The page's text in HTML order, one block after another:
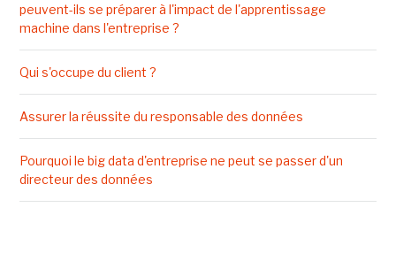
peuvent-ils se préparer à l'impact de l'apprentissage
machine dans l'entreprise ?
Qui s'occupe du client ?
Assurer la réussite du responsable des données
Pourquoi le big data d'entreprise ne peut se passer d'un
directeur des données